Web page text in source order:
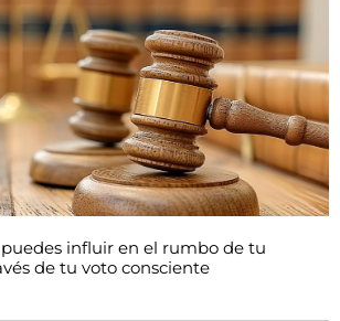
influir en el rumbo de tu
de tu voto consciente